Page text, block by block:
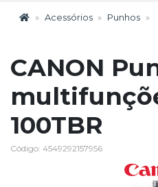
Acessórios Punhos
CANON
100TBR
Código: 4549292157956